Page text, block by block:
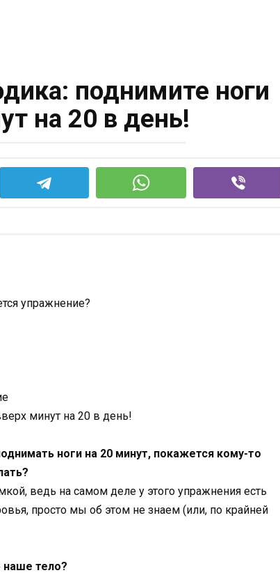
поднимите ноги
на 20 в день!
упражнение?
ноги на 20 минут, покажется кому-то
ведь на самом деле у этого упражнения есть
просто мы об этом не знаем (или, по крайней
наше тело?